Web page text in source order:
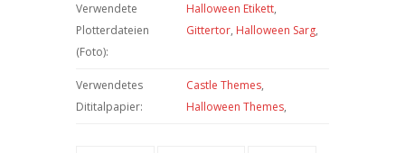
Verwendete
Plotterdateien
(Foto):
Halloween Etikett,
Gittertor, Halloween Sarg,
Verwendetes
Dititalpapier:
Castle Themes,
Halloween Themes,